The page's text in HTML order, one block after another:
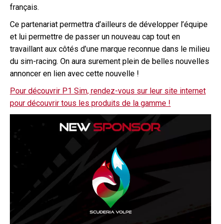
français.
Ce partenariat permettra d’ailleurs de développer l’équipe
et lui permettre de passer un nouveau cap tout en
travaillant aux côtés d’une marque reconnue dans le milieu
du sim-racing. On aura surement plein de belles nouvelles
annoncer en lien avec cette nouvelle !
Pour découvrir P1 Sim, rendez-vous sur leur site internet
pour découvrir tous les produits de la gamme !